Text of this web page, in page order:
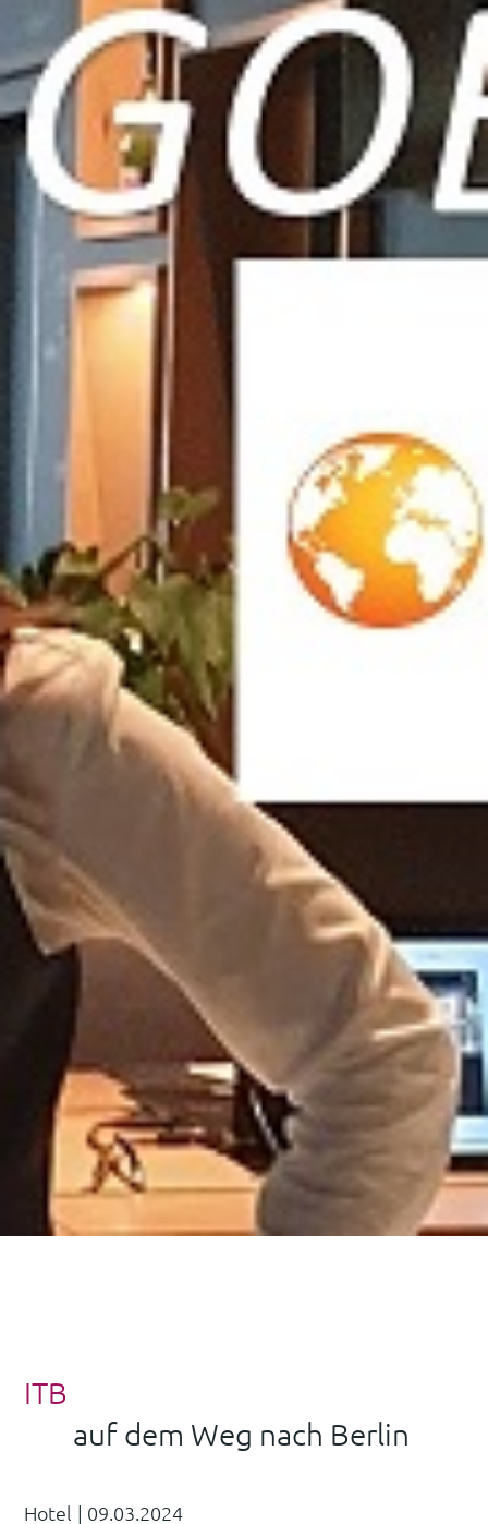
ITB
auf dem Weg nach Berlin
Hotel | 09.03.2024